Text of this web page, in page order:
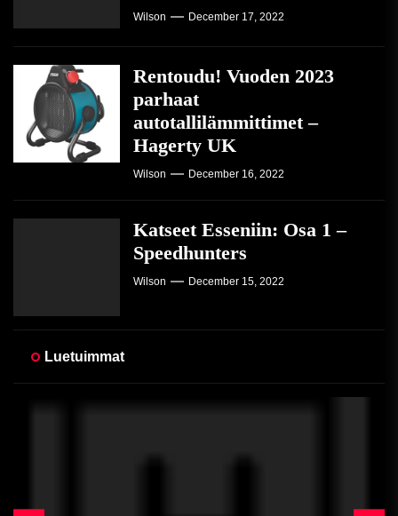
Wilson December 17, 2022
Rentoudu! Vuoden 2023
parhaat
autotallilämmittimet –
Hagerty UK
Wilson December 16, 2022
Katseet Esseniin: Osa 1 –
Speedhunters
Wilson December 15, 2022
Luetuimmat